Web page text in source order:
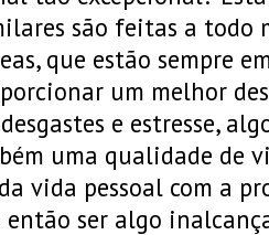
são feitas a todo
que estão sempre
um melhor
e estresse,
uma qualidade de
vida pessoal com a
então ser algo